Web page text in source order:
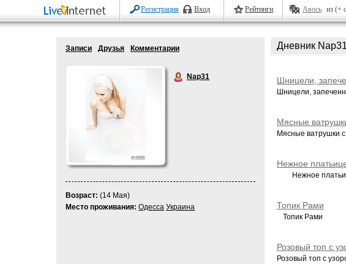
Регистрация Вход Рейтинги Авось из (+
Записи Друзья Комментарии
Nap31
Возраст: (14 Мая)
Место проживания: Одесса Украина
Дневник Nap31
Шницели,
Шницели,
Мясные
Мясные ватрушки
Нежное
Нежное
Топик Рами
Топик Рами
Розовый топ с
Розовый топ с